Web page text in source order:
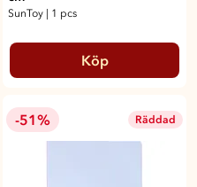
SunToy 1 pcs
Köp
-51% Räddad